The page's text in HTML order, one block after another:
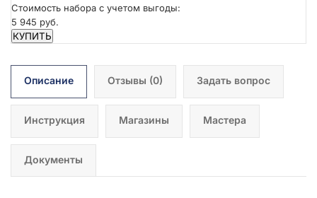
Стоимость набора с учетом выгоды:
5 945 руб.
КУПИТЬ
Описание Отзывы (0) Задать вопрос
Инструкция Магазины Мастера
Документы